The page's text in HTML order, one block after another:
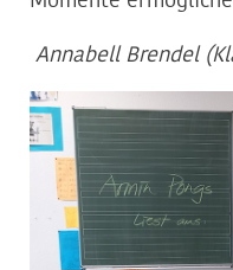
Annabell Brendel